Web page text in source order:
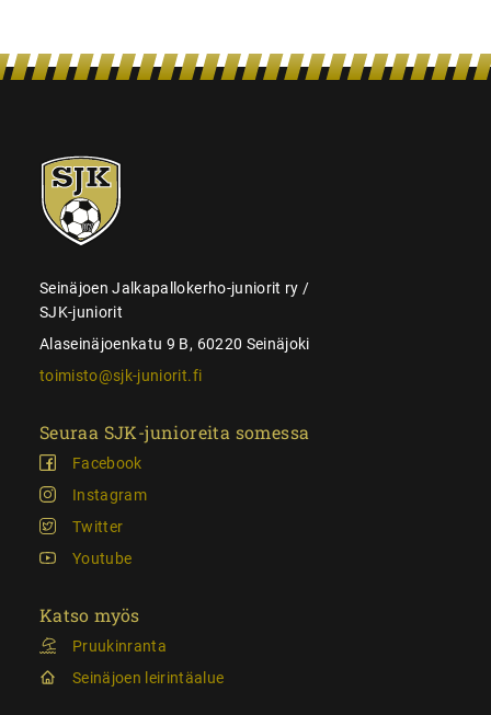
SJK-
juniorit
Seinäjoen Jalkapallokerho-juniorit ry /
SJK-juniorit
Alaseinäjoenkatu 9 B, 60220 Seinäjoki
toimisto@sjk-juniorit.fi
Seuraa SJK-junioreita somessa
Facebook
Instagram
Twitter
Youtube
Katso myös
Pruukinranta
Seinäjoen leirintäalue